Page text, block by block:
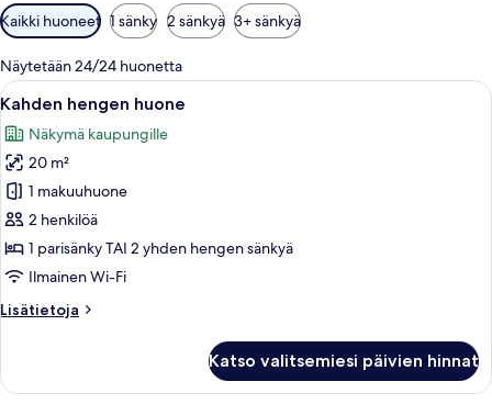
Huoneille
saatavilla
olevia
suodattimia
Kaikki huoneet 1 sänky 2 sänkyä 3+ sänkyä
Näytetään 24/24 huonetta
Avaa
kaikki
huonetyypin
Kahden
hengen
huone
kuvat
Hotellihuone, jossa on suuri sänky,
6
Kahden hengen huone
Näkymä kaupungille
20 m²
1 makuuhuone
2 henkilöä
1 parisänky TAI 2 yhden hengen sänkyä
Ilmainen Wi-Fi
Lisätietoja
Lisätietoja
huone
Katso valitsemiesi päivien hinnat